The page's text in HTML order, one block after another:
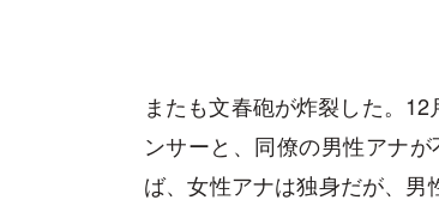
またも文春砲が炸裂した。
ンサーと、同僚の男性アナ
ば、女性アナは独身だが、